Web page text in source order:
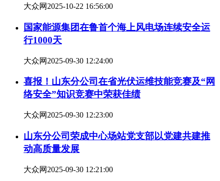
大众网 2025-10-22 16:56:00
国家能源集团在鲁首个海上风电场连续安全运
行1000天
大众网 2025-09-30 12:24:00
喜报！山东分公司在省光伏运维技能竞赛及“网
络安全”知识竞赛中荣获佳绩
大众网 2025-09-30 12:23:00
山东分公司荣成中心场站党支部以党建共建推
动高质量发展
大众网 2025-09-30 12:21:00